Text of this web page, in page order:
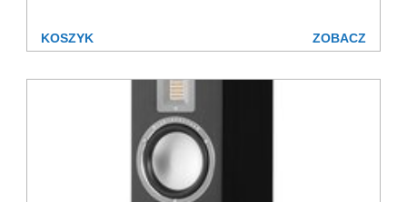
KOSZYK ZOBACZ